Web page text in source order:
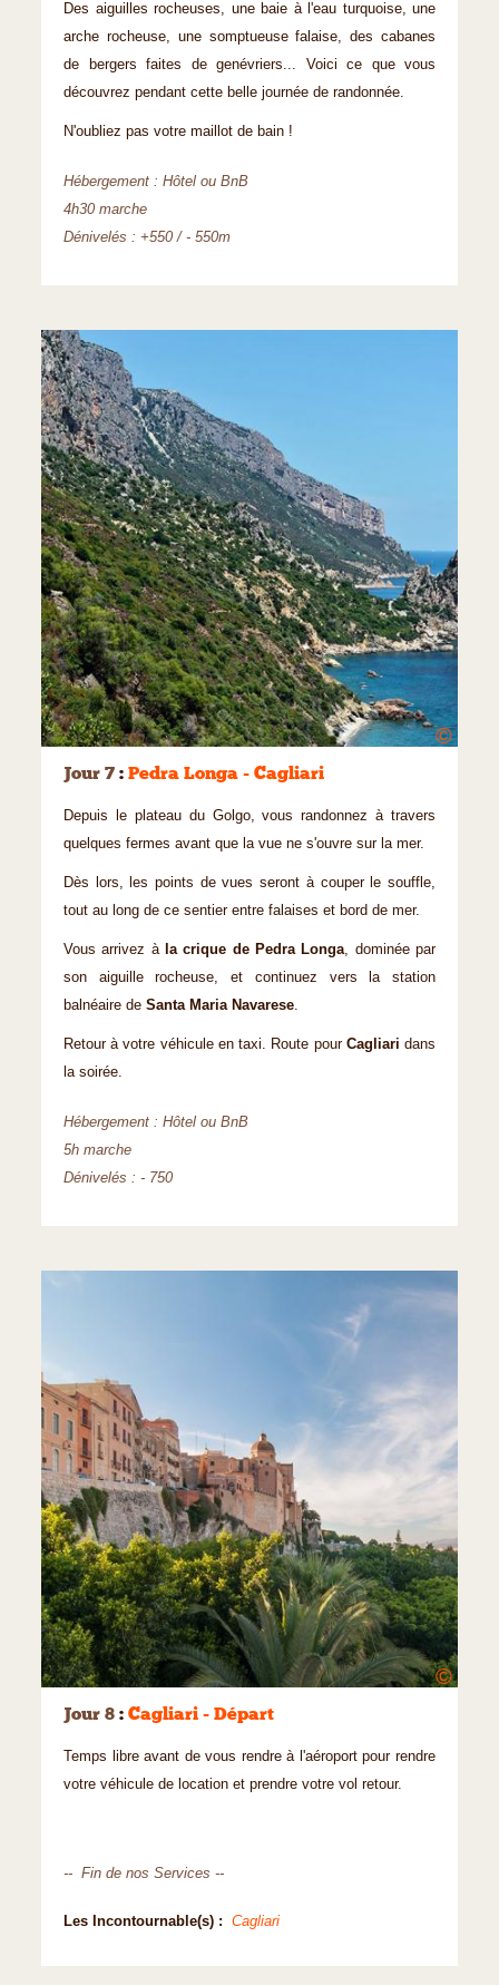
Des aiguilles rocheuses, une baie à l'eau turquoise, une
arche rocheuse, une somptueuse falaise, des cabanes
de bergers faites de genévriers... Voici ce que vous
découvrez pendant cette belle journée de randonnée.
N'oubliez pas votre maillot de bain !
Hébergement : Hôtel ou BnB
4h30 marche
Dénivelés : +550 / - 550m
©
Jour 7 : Pedra Longa - Cagliari
Depuis le plateau du Golgo, vous randonnez à travers
quelques fermes avant que la vue ne s'ouvre sur la mer.
Dès lors, les points de vues seront à couper le souffle,
tout au long de ce sentier entre falaises et bord de mer.
Vous arrivez à la crique de Pedra Longa, dominée par
son aiguille rocheuse, et continuez vers la station
balnéaire de Santa Maria Navarese.
Retour à votre véhicule en taxi. Route pour Cagliari dans
la soirée.
Hébergement : Hôtel ou BnB
5h marche
Dénivelés : - 750
©
Jour 8 : Cagliari - Départ
Temps libre avant de vous rendre à l'aéroport pour rendre
votre véhicule de location et prendre votre vol retour.
-- Fin de nos Services --
Les Incontournable(s) : Cagliari